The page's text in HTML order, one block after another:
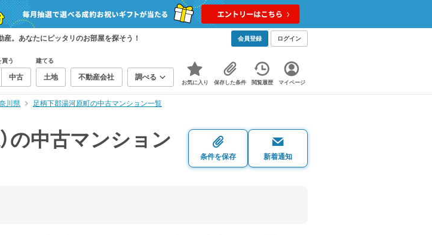
産。あなたにピッタリのお部屋を探そう！ 会員登録 ログイン
う
中古
建てる
土地 不動産会社 調べる
お気に入り 保存した条件 閲覧履歴 マイページ
川県 足柄下郡湯河原町の中古マンション一覧
の中古マンション
条件を保存 新着通知